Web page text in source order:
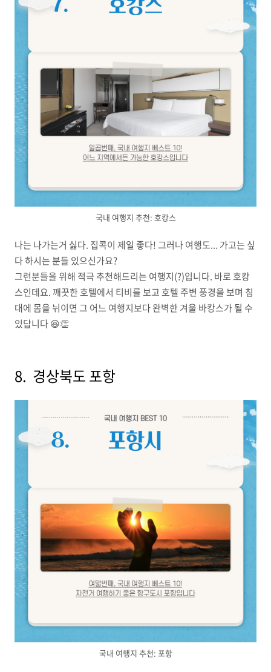
국내 여행지 추천: 호캉스
나는 나가는거 싫다. 집콕이 제일 좋다! 그러나 여행도... 가고는 싶
다 하시는 분들 있으신가요?
그런분들을 위해 적극 추천해드리는 여행지(?)입니다. 바로 호캉
스인데요. 깨끗한 호텔에서 티비를 보고 호텔 주변 풍경을 보며 침
대에 몸을 뉘이면 그 어느 여행지보다 완벽한 겨울 바캉스가 될 수
있답니다 😆👏
8. 경상북도 포항
국내 여행지 추천: 포항